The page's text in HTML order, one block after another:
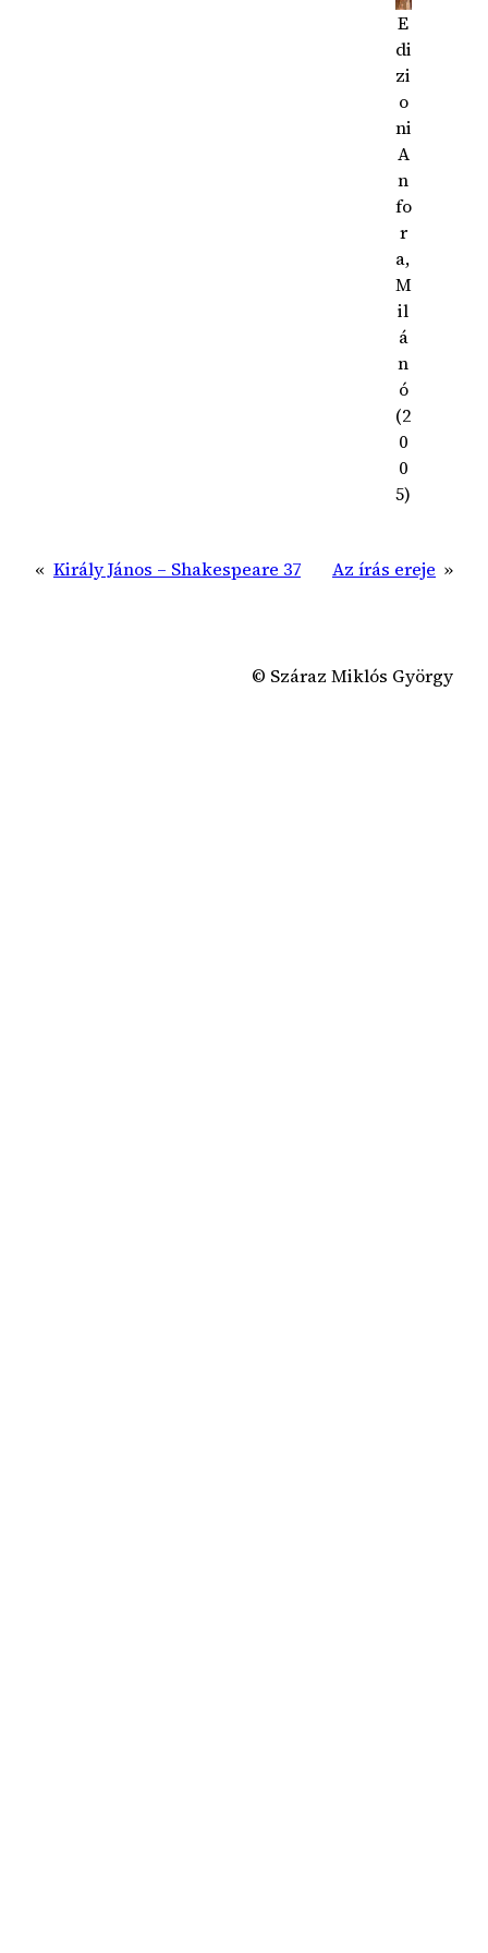
E
di
zi
o
ni
A
n
fo
r
a,
M
il
á
n
ó
(2
0
0
5)
« Király János – Shakespeare 37 Az írás ereje »
© Száraz Miklós György